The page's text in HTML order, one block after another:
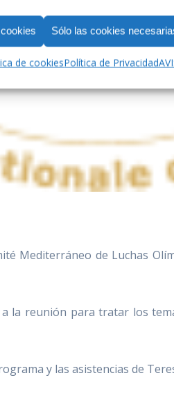
Sólo las cookies
de cookiesPolítica de Privacidad
Mediterráneo de Luchas
la reunión para tratar los
y las asistencias de